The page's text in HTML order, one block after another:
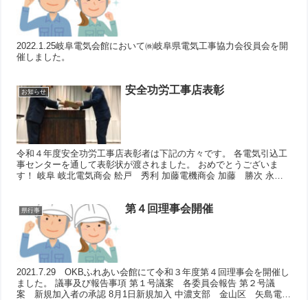
2022.1.25岐阜電気会館において㈱岐阜県電気工事協力会役員会を開
催しました。
お知らせ 安全功労工事店表彰
令和４年度安全功労工事店表彰者は下記の方々です。 各電気引込工
事センターを通して表彰状が渡されました。 おめでとうございま
す！ 岐阜 岐北電気商会 舩戸 秀利 加藤電機商会 加藤 勝次 永和
県行事 第４回理事会開催
2021.7.29 OKBふれあい会館にて令和３年度第４回理事会を開催し
ました。 議事及び報告事項 第１号議案 各委員会報告 第２号議
案 新規加入者の承認 8月1日新規加入 中濃支部 金山区 矢島電気